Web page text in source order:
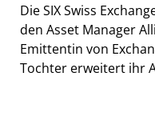
Die SIX Swiss
den Asset Manager
Emittentin von
Tochter erweitert ihr